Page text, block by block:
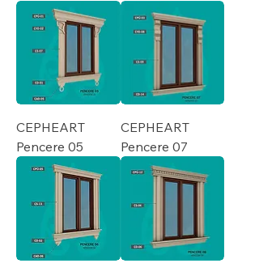
CEPHEART
Pencere 05
CEPHEART
Pencere 07